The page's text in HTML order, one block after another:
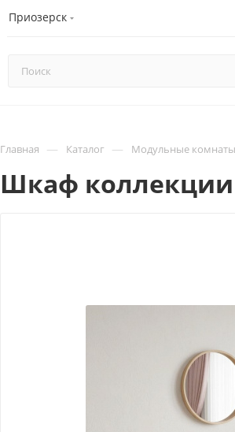
Приозерск
Главная — Каталог — Модульные комнаты
Шкаф